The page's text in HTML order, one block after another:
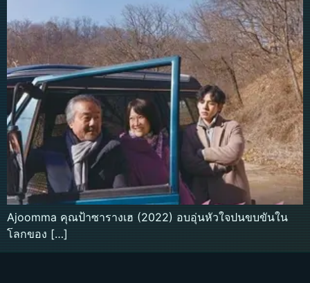
Ajoomma คุณป้าซารางเฮ (2022) อบอุ่นหัวใจปนขบขันใน
โลกของ […]